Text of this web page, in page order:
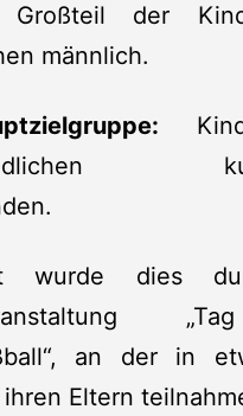
der
männlich.
wurde dies
an der in
Eltern